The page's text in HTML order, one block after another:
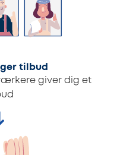
tilbud
giver dig et